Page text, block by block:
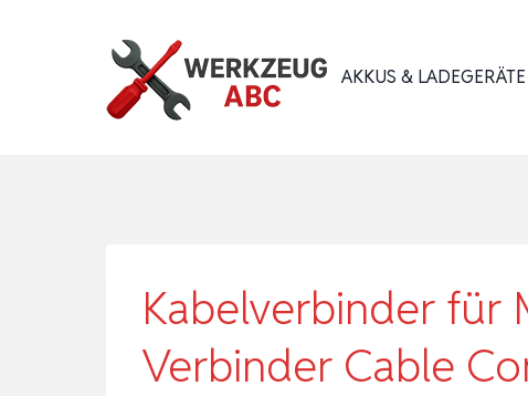
AKKUS & LADEGERÄTE
Kabelverbinder für
Verbinder Cable